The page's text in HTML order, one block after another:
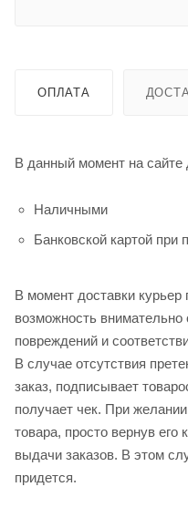
ОПЛАТА
В данный момент на сайте
Наличными
Банковской картой при
В момент доставки курьер
возможность внимательно
повреждений и
В случае отсутствия
заказ, подписывает
получает чек. При
товара, просто вернув его
выдачи заказов. В этом
придется.